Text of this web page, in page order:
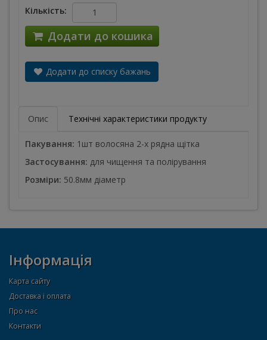
Кількість:
Додати до кошика
Додати до списку бажань
Опис Технічні характеристики продукту
Пакування: 1шт волосяна 2-х рядна щітка
Застосування: для чищення та полірування
Розміри: 50.8мм діаметр
Інформація
Карта сайту
Доставка і оплата
Про нас
Контакти